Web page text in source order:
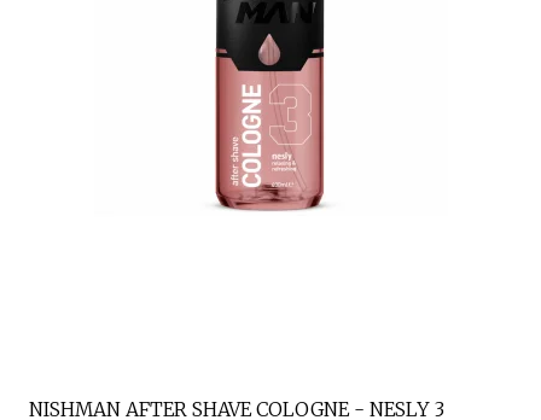
NISHMAN AFTER SHAVE COLOGNE - NESLY 3